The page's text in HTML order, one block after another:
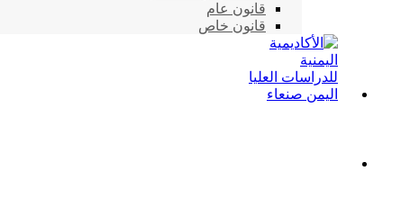
قانون عام
قانون خاص